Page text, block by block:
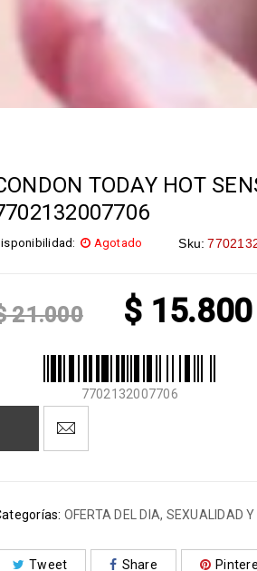
TODAY HOT
Agotado Sku:
21.000 $ 15.800
7702132007706
OFERTA DEL DIA, SEXUALIDAD
Tweet Share